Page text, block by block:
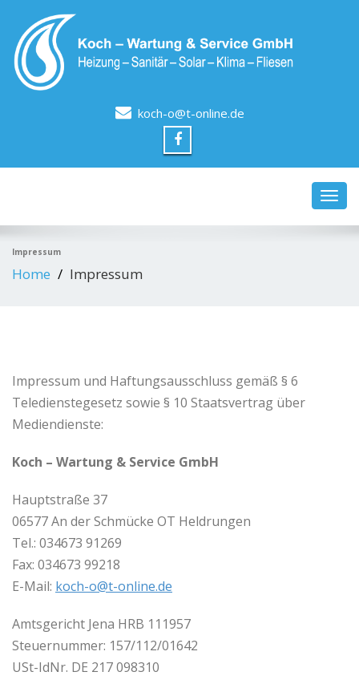
koch-o@t-online.de
Impressum
Home Impressum
Impressum und Haftungsausschluss gemäß § 6
Teledienstegesetz sowie § 10 Staatsvertrag über
Mediendienste:
Koch – Wartung & Service GmbH
Hauptstraße 37
06577 An der Schmücke OT Heldrungen
Tel.: 034673 91269
Fax: 034673 99218
E-Mail: koch-o@t-online.de
Amtsgericht Jena HRB 111957
Steuernummer: 157/112/01642
USt-IdNr. DE 217 098310